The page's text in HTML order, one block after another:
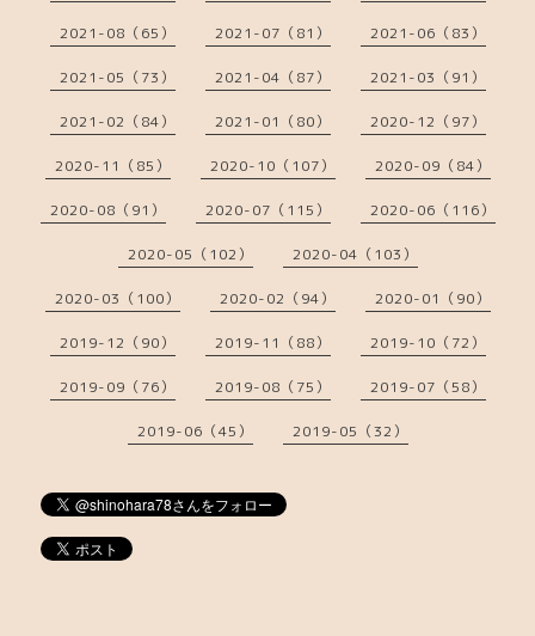
2021-08（65） 2021-07（81） 2021-06（83）
2021-05（73） 2021-04（87） 2021-03（91）
2021-02（84） 2021-01（80） 2020-12（97）
2020-11（85） 2020-10（107） 2020-09（84）
2020-08（91） 2020-07（115） 2020-06（116）
2020-05（102） 2020-04（103）
2020-03（100） 2020-02（94） 2020-01（90）
2019-12（90） 2019-11（88） 2019-10（72）
2019-09（76） 2019-08（75） 2019-07（58）
2019-06（45） 2019-05（32）